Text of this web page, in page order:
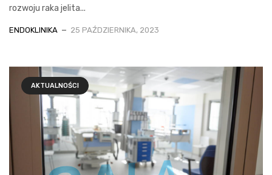
rozwoju raka jelita...
ENDOKLINIKA 25 PAŹDZIERNIKA, 2023
AKTUALNOŚCI